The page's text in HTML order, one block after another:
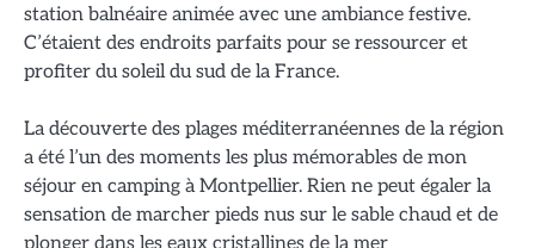
station balnéaire animée avec une ambiance festive.
C’étaient des endroits parfaits pour se ressourcer et
profiter du soleil du sud de la France.
La découverte des plages méditerranéennes de la région
a été l’un des moments les plus mémorables de mon
séjour en camping à Montpellier. Rien ne peut égaler la
sensation de marcher pieds nus sur le sable chaud et de